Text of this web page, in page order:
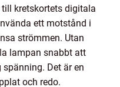
kretskortets digitala
ett motstånd i
strömmen. Utan
lampan snabbt att
Det är en
och redo.